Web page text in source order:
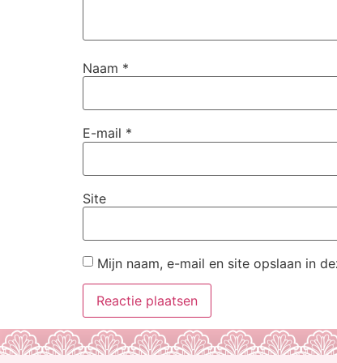
Naam *
E-mail *
Site
Mijn naam, e-mail en site opslaan in